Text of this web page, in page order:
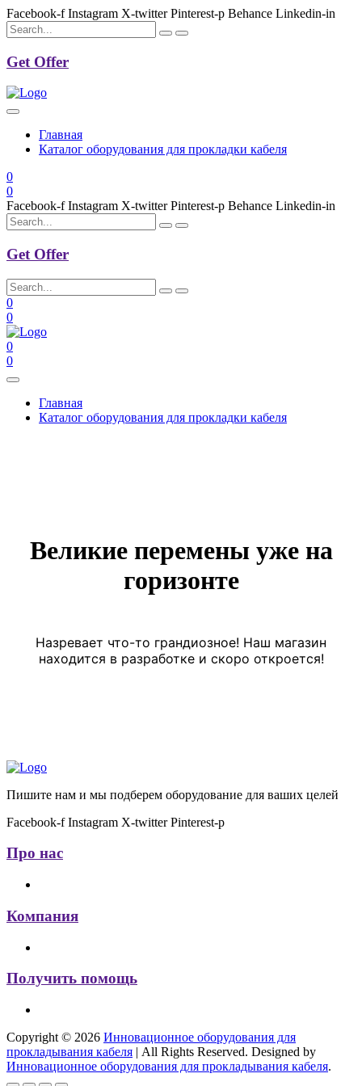
Facebook-f Instagram X-twitter Pinterest-p Behance Linkedin-in
Get Offer
Главная
Каталог оборудования для прокладки кабеля
0
0
Facebook-f Instagram X-twitter Pinterest-p Behance Linkedin-in
Get Offer
0
0
0
0
Главная
Каталог оборудования для прокладки кабеля
Великие перемены уже на
горизонте
Назревает что-то грандиозное! Наш магазин
находится в разработке и скоро откроется!
Пишите нам и мы подберем оборудование для ваших целей
Facebook-f Instagram X-twitter Pinterest-p
Про нас
Компания
Получить помощь
Copyright © 2026 Инновационное оборудования для
прокладывания кабеля | All Rights Reserved. Designed by
Инновационное оборудования для прокладывания кабеля.